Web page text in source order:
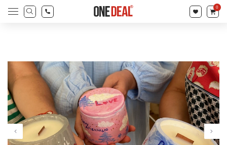
search
Products
search
0